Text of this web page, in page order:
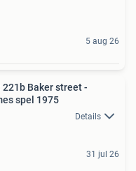
5 aug 26
Baker street -
spel 1975
Details
31 jul 26